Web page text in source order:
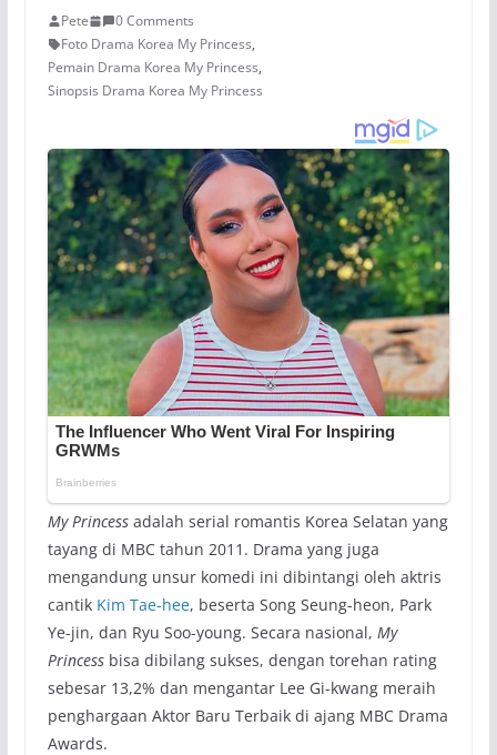
Pete
0 Comments
Foto Drama Korea My Princess,
Pemain Drama Korea My Princess,
Sinopsis Drama Korea My Princess
My Princessadalah serial romantis Korea Selatan yang
tayang di MBC tahun 2011. Drama yang juga
mengandung unsur komedi ini dibintangi oleh aktris
cantik Kim Tae-hee, beserta Song Seung-heon, Park
Ye-jin, dan Ryu Soo-young. Secara nasional, My
Princessbisa dibilang sukses, dengan torehan rating
sebesar 13,2% dan mengantar Lee Gi-kwang meraih
penghargaan Aktor Baru Terbaik di ajang MBC Drama
Awards.